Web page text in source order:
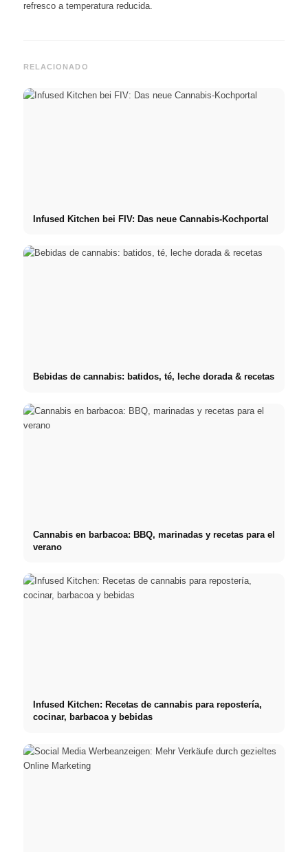
refresco a temperatura reducida.
RELACIONADO
Infused Kitchen bei FIV: Das neue Cannabis-Kochportal
Bebidas de cannabis: batidos, té, leche dorada & recetas
Cannabis en barbacoa: BBQ, marinadas y recetas para el
verano
Infused Kitchen: Recetas de cannabis para repostería,
cocinar, barbacoa y bebidas